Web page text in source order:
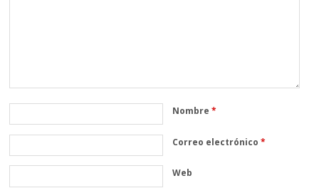
Nombre*
Correo electrónico*
Web